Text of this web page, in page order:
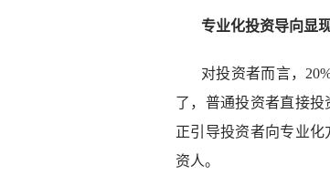
专业化投资导向显
对投资者而言，
了，普通投资者直接投
正引导投资者向专业
资人。